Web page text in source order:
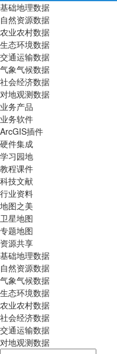
基础地理数据
自然资源数据
农业农村数据
生态环境数据
交通运输数据
气象气候数据
社会经济数据
对地观测数据
业务产品
业务软件
ArcGIS插件
硬件集成
学习园地
教程课件
科技文献
行业资料
地图之美
卫星地图
专题地图
资源共享
基础地理数据
自然资源数据
气象气候数据
生态环境数据
农业农村数据
社会经济数据
交通运输数据
对地观测数据